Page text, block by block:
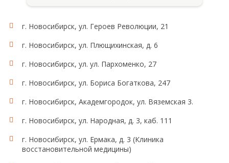
г. Новосибирск, ул. Героев Революции, 21
г. Новосибирск, ул. Плющихинская, д. 6
г. Новосибирск, ул. ул. Пархоменко, 27
г. Новосибирск, ул. Бориса Богаткова, 247
г. Новосибирск, Академгородок, ул. Вяземская 3.
г. Новосибирск, ул. Народная, д. 3, каб. 111
г. Новосибирск, ул. Ермака, д. 3 (Клиника
восстановительной медицины)